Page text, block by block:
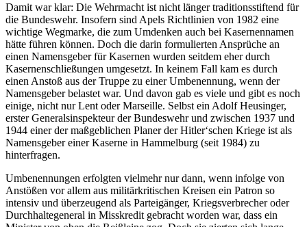
Damit war klar: Die Wehrmacht ist nicht länger traditionsstiftend für
die Bundeswehr. Insofern sind Apels Richtlinien von 1982 eine
wichtige Wegmarke, die zum Umdenken auch bei Kasernennamen
hätte führen können. Doch die darin formulierten Ansprüche an
einen Namensgeber für Kasernen wurden seitdem eher durch
Kasernenschließungen umgesetzt. In keinem Fall kam es durch
einen Anstoß aus der Truppe zu einer Umbenennung, wenn der
Namensgeber belastet war. Und davon gab es viele und gibt es noch
einige, nicht nur Lent oder Marseille. Selbst ein Adolf Heusinger,
erster Generalsinspekteur der Bundeswehr und zwischen 1937 und
1944 einer der maßgeblichen Planer der Hitler‘schen Kriege ist als
Namensgeber einer Kaserne in Hammelburg (seit 1984) zu
hinterfragen.
Umbenennungen erfolgten vielmehr nur dann, wenn infolge von
Anstößen vor allem aus militärkritischen Kreisen ein Patron so
intensiv und überzeugend als Parteigänger, Kriegsverbrecher oder
Durchhaltegeneral in Misskredit gebracht worden war, dass ein